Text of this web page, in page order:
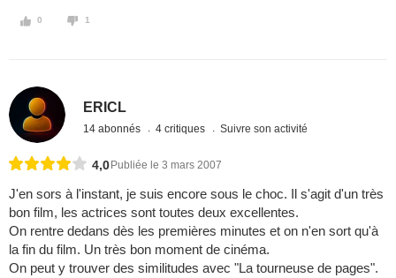
0 1
ERICL
14 abonnés 4 critiques Suivre son activité
4,0 Publiée le 3 mars 2007
J'en sors à l'instant, je suis encore sous le choc. Il s'agit d'un très
bon film, les actrices sont toutes deux excellentes.
On rentre dedans dès les premières minutes et on n'en sort qu'à
la fin du film. Un très bon moment de cinéma.
On peut y trouver des similitudes avec "La tourneuse de pages".